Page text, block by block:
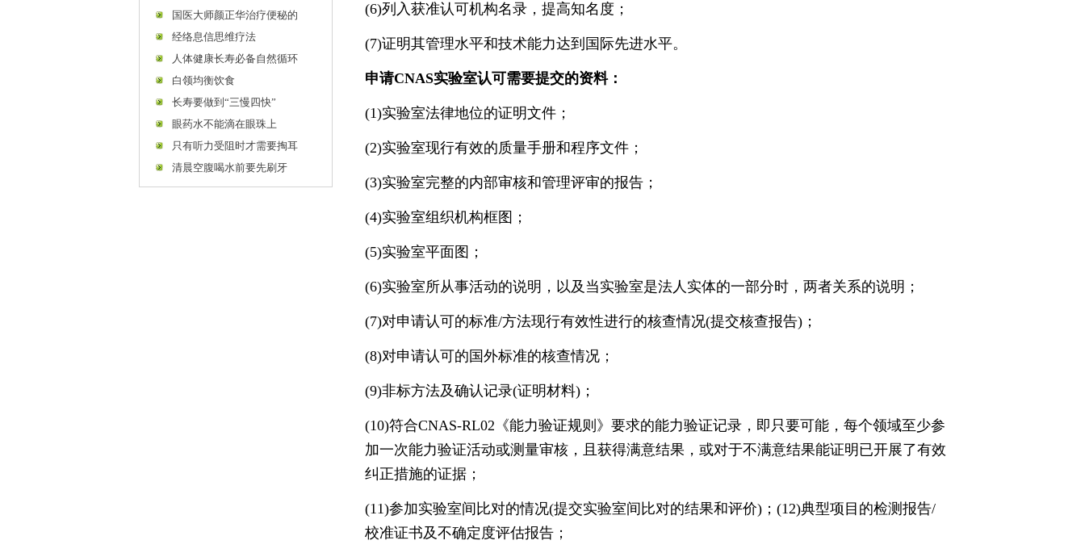
(6)列入获准认可机构名录，提高知名度；
(7)证明其管理水平和技术能力达到国际先进水平。
申请CNAS实验室认可需要提交的资料：
(1)实验室法律地位的证明文件；
(2)实验室现行有效的质量手册和程序文件；
(3)实验室完整的内部审核和管理评审的报告；
(4)实验室组织机构框图；
(5)实验室平面图；
(6)实验室所从事活动的说明，以及当实验室是法人实体的一部分时，两者关系的说明；
(7)对申请认可的标准/方法现行有效性进行的核查情况(提交核查报告)；
(8)对申请认可的国外标准的核查情况；
(9)非标方法及确认记录(证明材料)；
(10)符合CNAS-RL02《能力验证规则》要求的能力验证记录，即只要可能，每个领域至少参
加一次能力验证活动或测量审核，且获得满意结果，或对于不满意结果能证明已开展了有效
纠正措施的证据；
(11)参加实验室间比对的情况(提交实验室间比对的结果和评价)；(12)典型项目的检测报告/
校准证书及不确定度评估报告；
国医大师颜正华治疗便秘的
经络息信思维疗法
人体健康长寿必备自然循环
白领均衡饮食
长寿要做到“三慢四快”
眼药水不能滴在眼珠上
只有听力受阻时才需要掏耳
清晨空腹喝水前要先刷牙